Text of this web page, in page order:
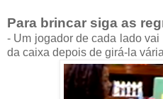
Para brincar siga as
- Um jogador de cada lado
da caixa depois de girá-la